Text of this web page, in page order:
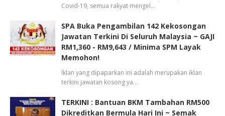
Covid-19, semua rakyat mengel…
SPA Buka Pengambilan 142 Kekosongan
Jawatan Terkini Di Seluruh Malaysia ~ GAJI
RM1,360 - RM9,643 / Minima SPM Layak
Memohon!
Iklan yang dipaparkan ini adalah merupakan iklan
terkini jawatan kosong ya…
TERKINI : Bantuan BKM Tambahan RM500
Dikreditkan Bermula Hari Ini ~ Semak